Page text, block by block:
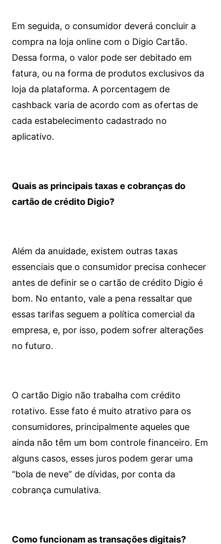
Em seguida, o consumidor deverá concluir a
compra na loja online com o Digio Cartão.
Dessa forma, o valor pode ser debitado em
fatura, ou na forma de produtos exclusivos da
loja da plataforma. A porcentagem de
cashback varia de acordo com as ofertas de
cada estabelecimento cadastrado no
aplicativo.
Quais as principais taxas e cobranças do
cartão de crédito Digio?
Além da anuidade, existem outras taxas
essenciais que o consumidor precisa conhecer
antes de definir se o cartão de crédito Digio é
bom. No entanto, vale a pena ressaltar que
essas tarifas seguem a política comercial da
empresa, e, por isso, podem sofrer alterações
no futuro.
O cartão Digio não trabalha com crédito
rotativo. Esse fato é muito atrativo para os
consumidores, principalmente aqueles que
ainda não têm um bom controle financeiro. Em
alguns casos, esses juros podem gerar uma
“bola de neve” de dívidas, por conta da
cobrança cumulativa.
Como funcionam as transações digitais?